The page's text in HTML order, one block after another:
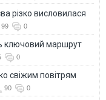
різко висловилася
99 0
ключовий маршрут
0
свіжим повітрям
90 0